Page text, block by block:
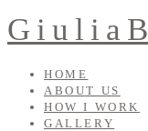
GiuliaB
HOME
ABOUT US
HOW I WORK
GALLERY